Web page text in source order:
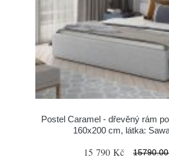
Postel Caramel - dřevěný rám
160x200 cm, látka:
15 790 Kč